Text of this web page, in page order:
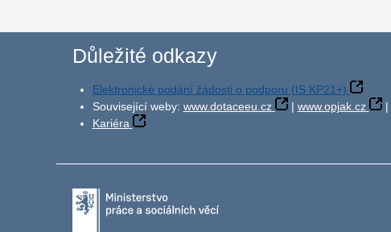
Důležité odkazy
Elektronické podání žádosti o podporu (IS KP21+)
Související weby: www.dotaceeu.cz | www.opjak.cz |
Kariéra